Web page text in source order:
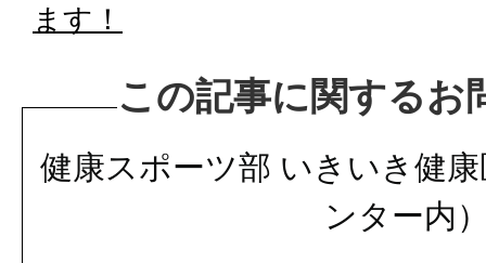
ます！
この記事に関するお
健康スポーツ部 いきいき健
ンター内